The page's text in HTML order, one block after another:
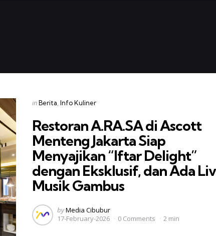
Categories
Posted
inBerita Info Kuliner
Restoran A.RA.SA di Ascott
Menteng Jakarta Siap
Menyajikan “Iftar Delight”
dengan Eksklusif, dan Ada
Musik Gambus
Posted
by
byMedia Cibubur
17-February-2026
0 Comments 2 min